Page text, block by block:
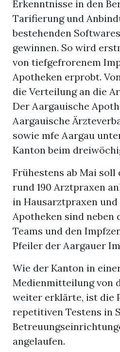
Erkenntnisse in den
Tarifierung und
bestehenden
gewinnen. So wird
von tiefgefrorenem
Apotheken erprobt.
die Verteilung an die
Der Aargauische
Aargauische
sowie mfe Aargau
Kanton beim
Frühestens ab Mai
rund 190 Arztpraxen
in Hausarztpraxen
Apotheken sind neben
Teams und den
Pfeiler der Aargauer
Wie der Kanton in
Medienmitteilung von
weiter erklärte, ist die
repetitiven Testens in
angelaufen.